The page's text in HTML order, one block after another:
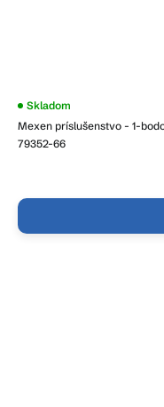
Mexen príslušenstvo - 1-
79352-66
Skladom